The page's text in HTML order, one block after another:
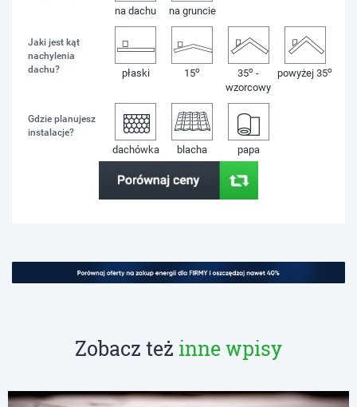
na dachu na gruncie
Jaki jest kąt
nachylenia
dachu?
płaski 15o 35o -
wzorcowy
powyżej 35o
Gdzie planujesz
instalacje?
dachówka blacha papa
Zobacz też inne wpisy